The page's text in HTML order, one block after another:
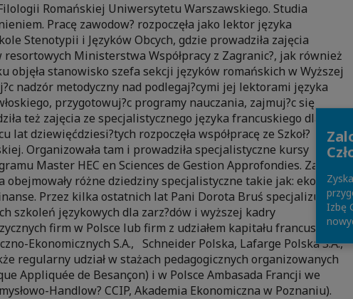
Romańskiej Uniwersytetu Warszawskiego. Studia
Pracę zawodow? rozpoczęła jako lektor języka
Stenotypii i Języków Obcych, gdzie prowadziła zajęcia
Ministerstwa Współpracy z Zagranic?, jak również
objęła stanowisko szefa sekcji języków romańskich w Wyższej
nadzór metodyczny nad podlegaj?cymi jej lektorami języka
przygotowuj?c programy nauczania, zajmuj?c się
też zajęcia ze specjalistycznego języka francuskiego dla
lat dziewięćdziesi?tych rozpoczęła współpracę ze Szkoł?
Organizowała tam i prowadziła specjalistyczne kursy
Master HEC en Sciences de Gestion Approfondies. Zajęcia
obejmowały różne dziedziny specjalistyczne takie jak: ekonomia,
Przez kilka ostatnich lat Pani Dorota Bruś specjalizuje się
szkoleń językowych dla zarz?dów i wyższej kadry
firm w Polsce lub firm z udziałem kapitału francuskiego
Ekonomicznych S.A., Schneider Polska, Lafarge Polska S.A.,
regularny udział w stażach pedagogicznych organizowanych
Appliquée de Besançon) i w Polsce Ambasada Francji we
Handlow? CCIP, Akademia Ekonomiczna w Poznaniu).
Izbę